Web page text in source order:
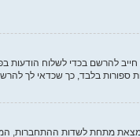
חייב להרשם בכדי לשלוח
ספורות בלבד, כך שכדאי לך
מתחת לשדות ההתחברות,